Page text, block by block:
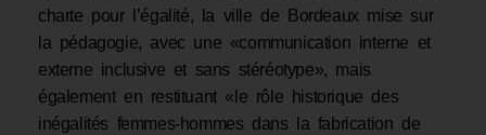
charte pour l’égalité, la ville de Bordeaux mise sur
la pédagogie, avec une «communication interne et
externe inclusive et sans stéréotype», mais
également en restituant «le rôle historique des
inégalités femmes-hommes dans la fabrication de